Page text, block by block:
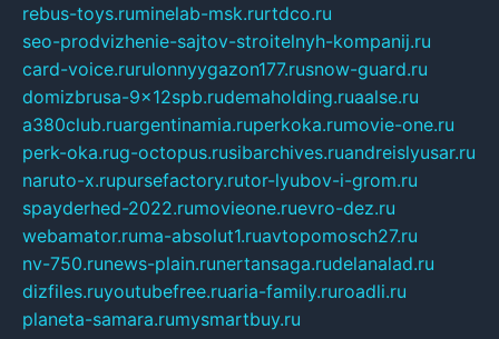
rebus-toys.ruminelab-msk.rurtdco.ru
seo-prodvizhenie-sajtov-stroitelnyh-kompanij.ru
card-voice.rurulonnyygazon177.rusnow-guard.ru
domizbrusa-9x12spb.rudemaholding.ruaalse.ru
a380club.ruargentinamia.ruperkoka.rumovie-one.ru
perk-oka.rug-octopus.rusibarchives.ruandreislyusar.ru
naruto-x.rupursefactory.rutor-lyubov-i-grom.ru
spayderhed-2022.rumovieone.ruevro-dez.ru
webamator.ruma-absolut1.ruavtopomosch27.ru
nv-750.runews-plain.runertansaga.rudelanalad.ru
dizfiles.ruyoutubefree.ruaria-family.ruroadli.ru
planeta-samara.rumysmartbuy.ru